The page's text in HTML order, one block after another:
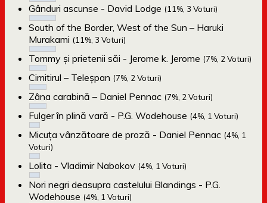
Gânduri ascunse - David Lodge (11%, 3 Voturi)
South of the Border, West of the Sun – Haruki
Murakami (11%, 3 Voturi)
Tommy și prietenii săi - Jerome k. Jerome (7%, 2 Voturi)
Cimitirul – Teleșpan (7%, 2 Voturi)
Zâna carabină – Daniel Pennac (7%, 2 Voturi)
Fulger în plină vară - P.G. Wodehouse (4%, 1 Voturi)
Micuța vânzătoare de proză - Daniel Pennac (4%, 1
Voturi)
Lolita - Vladimir Nabokov (4%, 1 Voturi)
Nori negri deasupra castelului Blandings - P.G.
Wodehouse (4%, 1 Voturi)